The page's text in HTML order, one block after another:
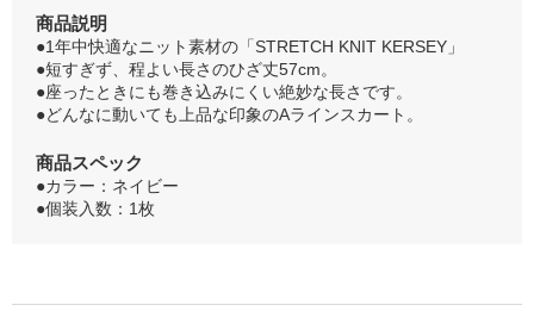
商品説明
●1年中快適なニット素材の「STRETCH KNIT KERSEY」
●短すぎず、程よい長さのひざ丈57cm。
●座ったときにも巻き込みにくい絶妙な長さです。
●どんなに動いても上品な印象のAラインスカート。
商品スペック
●カラー：ネイビー
●個装入数：1枚